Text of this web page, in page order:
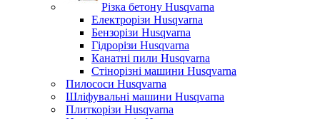
Різка бетону Husqvarna
Електрорізи Husqvarna
Бензорізи Husqvarna
Гідрорізи Husqvarna
Канатні пили Husqvarna
Стінорізні машини Husqvarna
Пилососи Husqvarna
Шліфувальні машини Husqvarna
Плиткорізи Husqvarna